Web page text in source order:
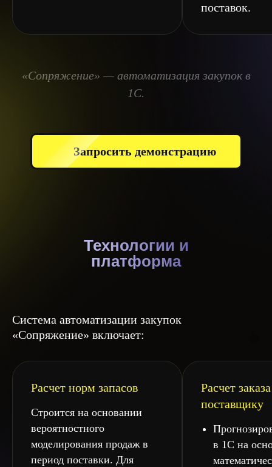
поставок.
«Сопряжение» — автоматизация закупок в
1С.
Запросить демонстрацию
Технологии и
платформа
Система автоматизации закупок
«Сопряжение» включает:
Расчет норм запасов
Строится на основании
вероятностного
моделирования продаж в
период поставки. Для
Расчет заказа
поставщику
в 1С на